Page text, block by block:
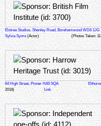
Elstree Studios, Shenley Road, Borehamwood WD6 1JG
Sylvia Syms (Actor) (Photos Taken:
64 High Street, Pinner HA5 5QA
2018)
Link